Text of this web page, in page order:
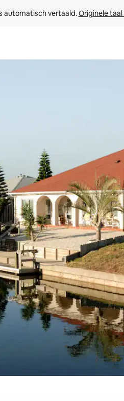
automatisch vertaald. Originele
omhoog en omlaag, óf